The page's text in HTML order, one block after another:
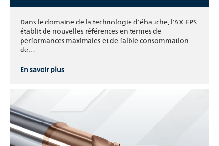
Dans le domaine de la technologie d’ébauche, l’AX-FPS
établit de nouvelles références en termes de
performances maximales et de faible consommation
de…
En savoir plus